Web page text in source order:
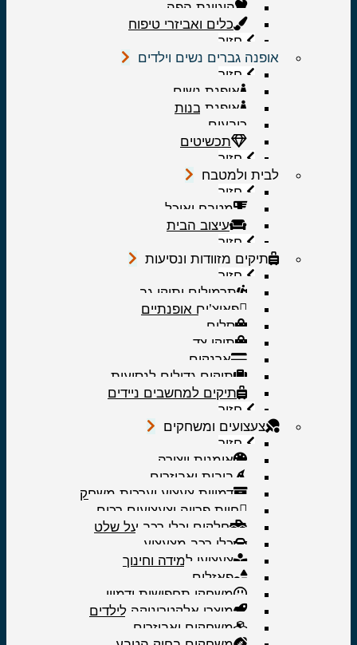
היגיינת הפה
כלים ואביזרי טיפוח
חזור
אופנה גברים נשים וילדים
חזור
אופנת נשים
אופנת בנות
כובעים
תכשיטים
חזור
לבית ולמטבח
חזור
מטבח ואוכל
עיצוב הבית
חזור
תיקים מזוודות ונסיעות
חזור
תרמילים ותיקי גב
פאוצ’ים אופנתיים
סלים
תיקי צד
ארנקים
תיקים גדולים לנסיעות
תיקים למחשבים ניידים
חזור
צעצועים ומשחקים
חזור
אומנות ויצירה
בובות ואביזרים
דמויות צעצוע וערכות משחק
חיות פרווה וצעצועים רכים
חלקים וכלי רכב על שלט
כלי רכב מצעצוע
צעצועי למידה וחינוך
פאזלים
משחקי תחפושות ודמיון
מוצרי אלקטרוניקה לילדים
משחקים ואביזרים